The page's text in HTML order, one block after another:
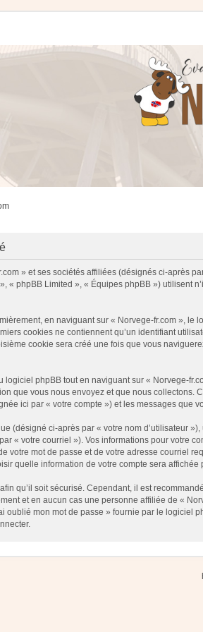
» et ses sociétés affiliées (désignés ci-après
« phpBB Limited », « Équipes phpBB ») utilisent
en naviguant sur « Norvege-fr.com »,
cookies ne contiennent qu’un identifiant
cookie sera créé une fois que vous
phpBB tout en naviguant sur « Norvege-
que vous nous envoyez et que nous
ici par « votre compte ») et les messages
(désigné ci-après par « votre nom d’utilisateur
« votre courriel »). Vos informations pour votre
votre mot de passe et de votre adresse courriel
quelle information de votre compte sera
qu’il soit sécurisé. Cependant, il est
et en aucun cas une personne affiliée de «
oublié mon mot de passe » fournie par le